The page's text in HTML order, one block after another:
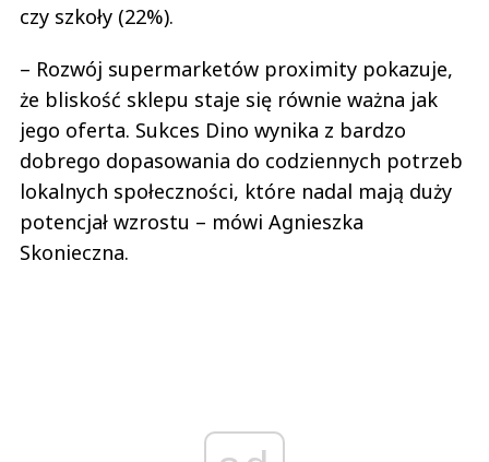
czy szkoły (22%).
– Rozwój supermarketów proximity pokazuje,
że bliskość sklepu staje się równie ważna jak
jego oferta. Sukces Dino wynika z bardzo
dobrego dopasowania do codziennych potrzeb
lokalnych społeczności, które nadal mają duży
potencjał wzrostu – mówi Agnieszka
Skonieczna.